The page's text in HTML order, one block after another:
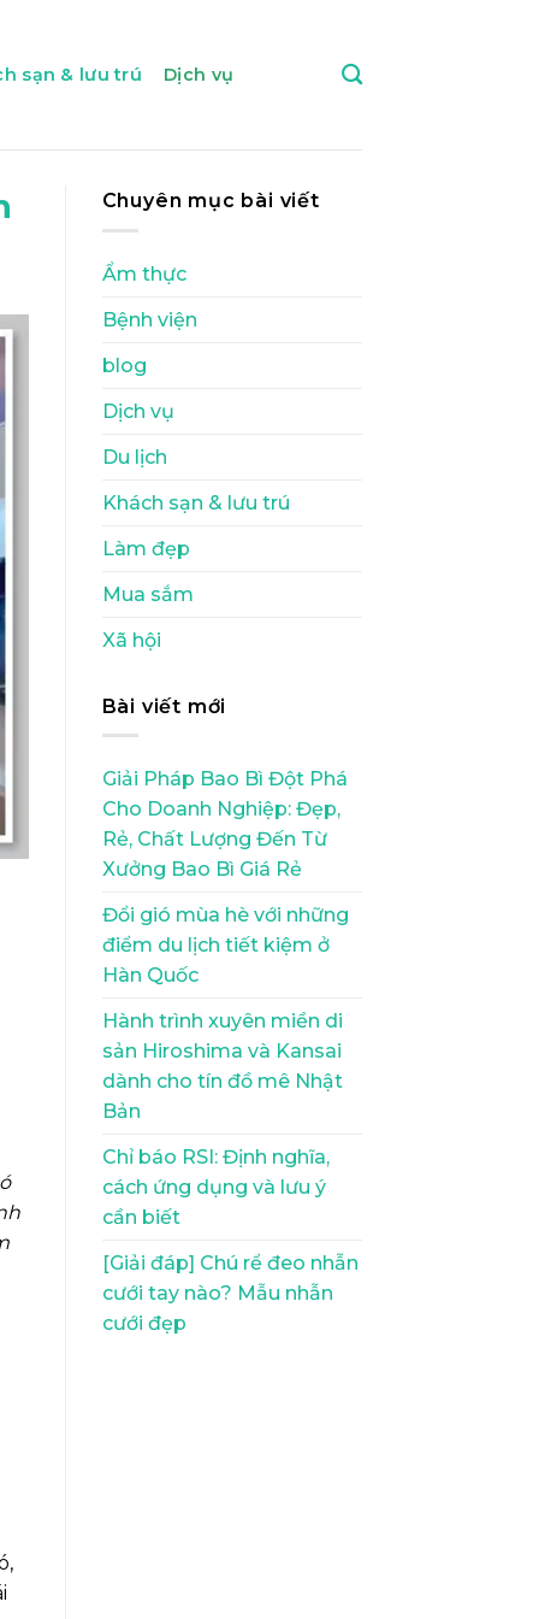
sạn & lưu trú Dịch vụ
Chuyên mục bài viết
Ẩm thực
Bệnh viện
blog
Dịch vụ
Du lịch
Khách sạn & lưu trú
Làm đẹp
Mua sắm
Xã hội
Bài viết mới
Giải Pháp Bao Bì Đột Phá
Cho Doanh Nghiệp: Đẹp,
Rẻ, Chất Lượng Đến Từ
Xưởng Bao Bì Giá Rẻ
Đổi gió mùa hè với những
điểm du lịch tiết kiệm ở
Hàn Quốc
Hành trình xuyên miền di
sản Hiroshima và Kansai
dành cho tín đồ mê Nhật
Bản
Chỉ báo RSI: Định nghĩa,
cách ứng dụng và lưu ý
cần biết
[Giải đáp] Chú rể đeo nhẫn
cưới tay nào? Mẫu nhẫn
cưới đẹp